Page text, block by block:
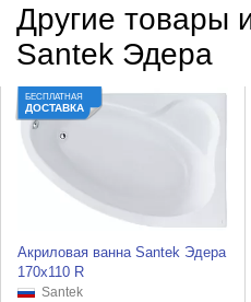
Другие товары
Santek Эдера
БЕСПЛАТНАЯ
ДОСТАВКА
Акриловая ванна Santek Эдера
170x110 R
Santek